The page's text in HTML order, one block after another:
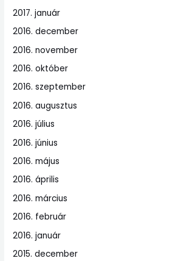
2017. január
2016. december
2016. november
2016. október
2016. szeptember
2016. augusztus
2016. július
2016. június
2016. május
2016. április
2016. március
2016. február
2016. január
2015. december